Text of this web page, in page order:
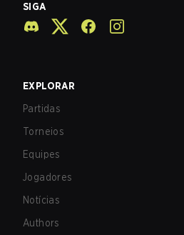
SIGA
EXPLORAR
Partidas
Torneios
Equipes
Jogadores
Notícias
Authors